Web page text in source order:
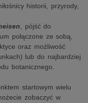
historii, przyrody,
, pójść do
połączone ze sobą,
oraz możliwość
lub do najbardziej
botanicznego.
startowym wielu
zobaczyć w